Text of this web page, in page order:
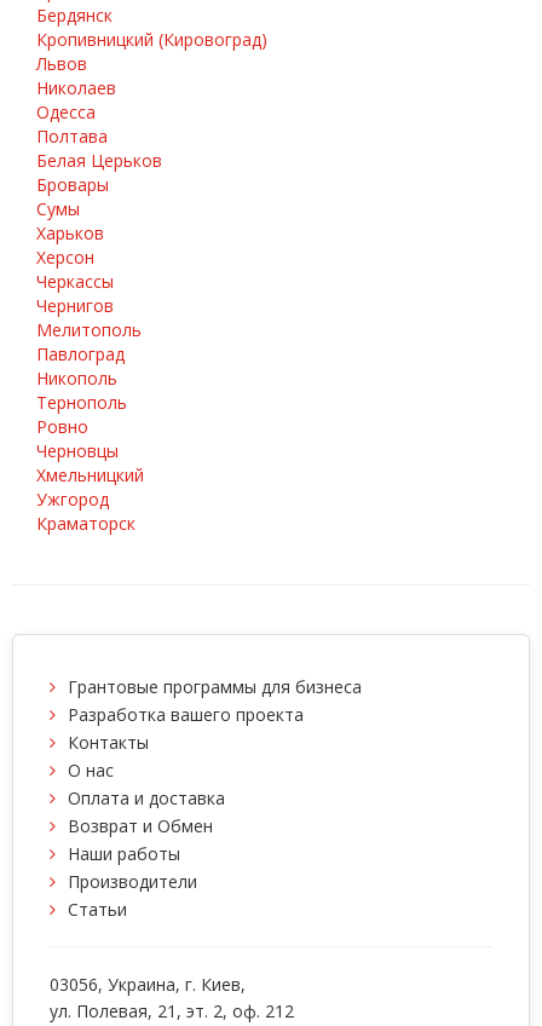
Бердянск
Кропивницкий (Кировоград)
Львов
Николаев
Одесса
Полтава
Белая Церьков
Бровары
Сумы
Харьков
Херсон
Черкассы
Чернигов
Мелитополь
Павлоград
Никополь
Тернополь
Ровно
Черновцы
Хмельницкий
Ужгород
Краматорск
Грантовые программы для бизнеса
Разработка вашего проекта
Контакты
О нас
Оплата и доставка
Возврат и Обмен
Наши работы
Производители
Статьи
03056, Украина, г. Киев,
ул. Полевая, 21, эт. 2, оф. 212